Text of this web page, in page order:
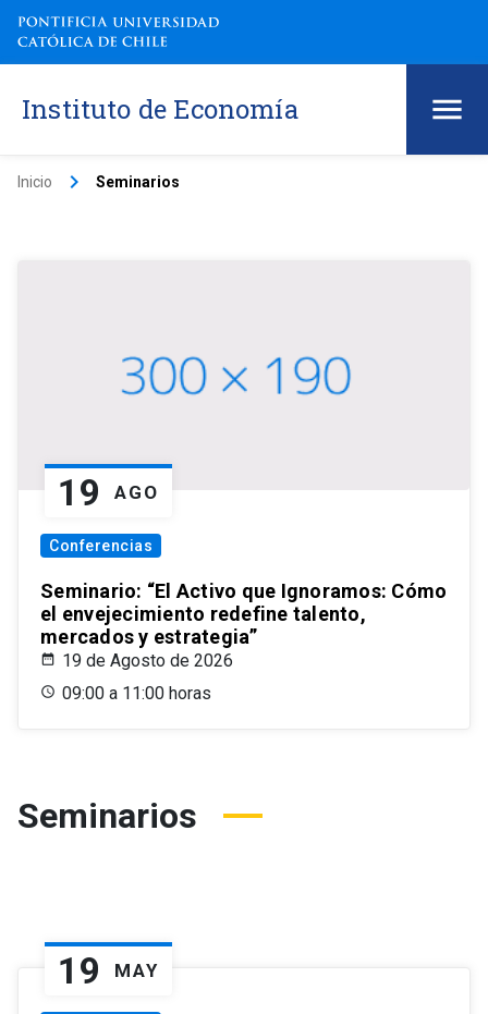
Instituto de Economía
Inicio keyboard_arrow_right Seminarios
19 AGO
Conferencias
Seminario: “El Activo que Ignoramos: Cómo
el envejecimiento redefine talento,
mercados y estrategia”
19 de Agosto de 2026
09:00 a 11:00 horas
Seminarios
19 MAY